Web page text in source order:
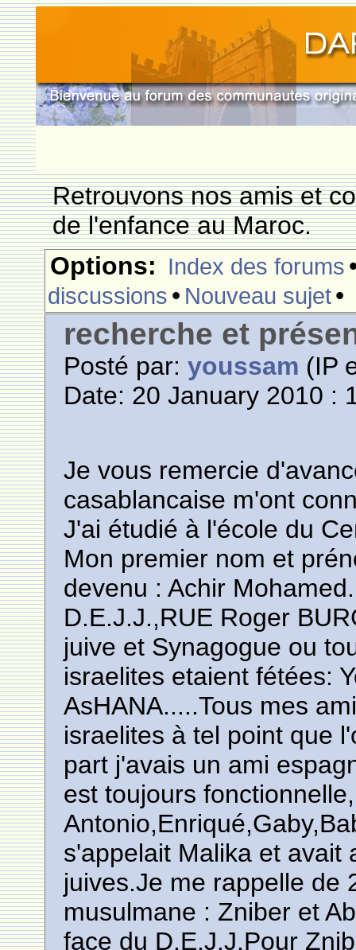
Retrouvons nos amis et
de l'enfance au Maroc.
Options: Index des forums
discussions • Nouveau sujet•
recherche et
Posté par:youssam (IP
Date: 20 January 2010 :
Je vous remercie
casablancaise m'ont
J'ai étudié à l'école du
Mon premier nom et
devenu : Achir
D.E.J.J.,RUE Roger
juive et Synagogue ou
israelites etaient fétées:
AsHANA.....Tous mes
israelites à tel point que
part j'avais un ami
est toujours
s'appelait Malika et avait
juives.Je me rappelle de
musulmane : Zniber et
face du D.E.J.J.Pour